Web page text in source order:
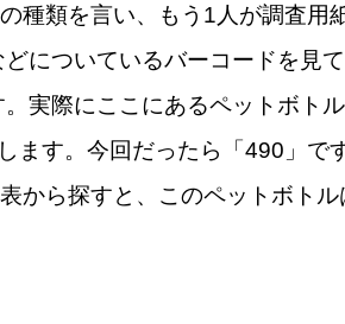
種類を言い、もう1人が調査用
についているバーコードを見
実際にここにあるペットボト
ます。今回だったら「490」で
から探すと、このペットボトル